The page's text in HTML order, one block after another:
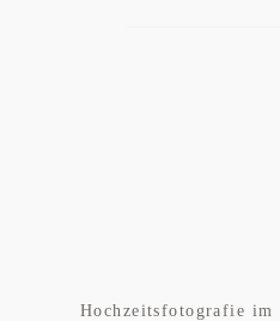
Hochzeitsfotografie